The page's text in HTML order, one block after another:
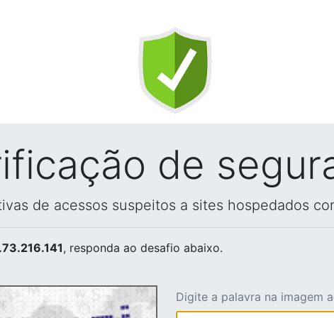
de
de acessos suspeitos a sites hospedados
, responda ao desafio abaixo.
Digite a palavra na imagem